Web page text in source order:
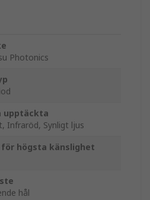
Photonics
upptäckta
Infraröd, Synligt ljus
för högsta känslighet
hål